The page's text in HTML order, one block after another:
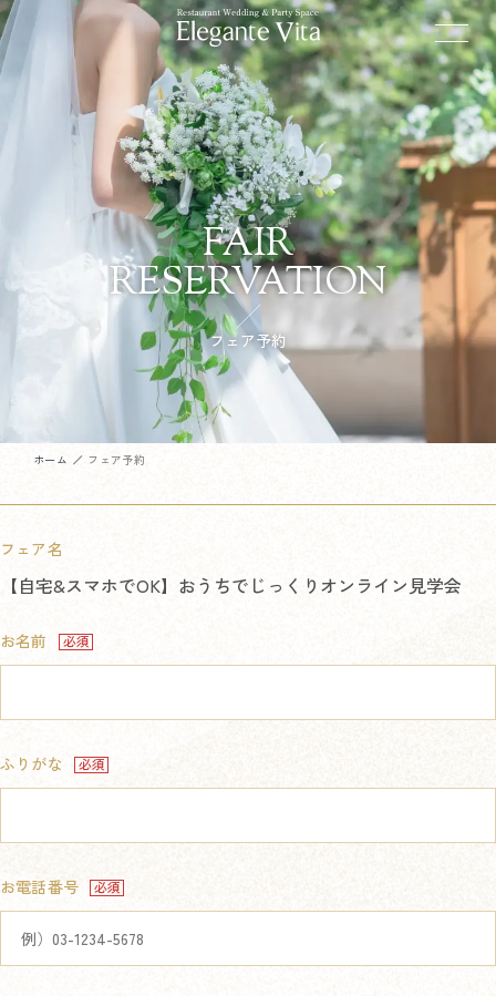
FAIR
RESERVATION
フェア予約
ホーム フェア予約
フェア名
【自宅&スマホでOK】おうちでじっくりオンライン見学会
お名前
ふりがな
お電話番号